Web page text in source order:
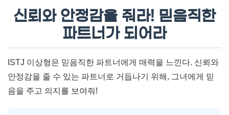
신뢰와 안정감을 줘라! 믿음직한
파트너가 되어라
ISTJ 이상형은 믿음직한 파트너에게 매력을 느낀다. 신뢰와
안정감을 줄 수 있는 파트너로 거듭나기 위해, 그녀에게 믿
음을 주고 의지를 보여줘!